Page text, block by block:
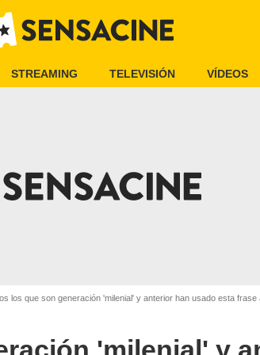
STREAMING TELEVISIÓN VÍDEOS
los que son generación 'milenial' y anterior han usado esta